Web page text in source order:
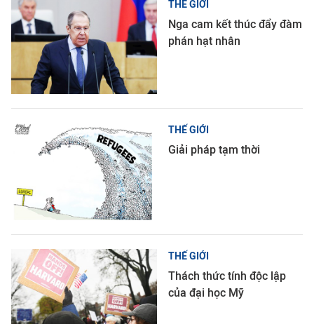
THẾ GIỚI
Nga cam kết thúc đẩy đàm
phán hạt nhân
THẾ GIỚI
Giải pháp tạm thời
THẾ GIỚI
Thách thức tính độc lập
của đại học Mỹ